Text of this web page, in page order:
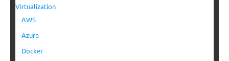
Virtualization
AWS
Azure
Docker